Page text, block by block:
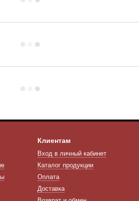
Клиентам
Вход в личный кабинет
Каталог продукции
Оплата
Доставка